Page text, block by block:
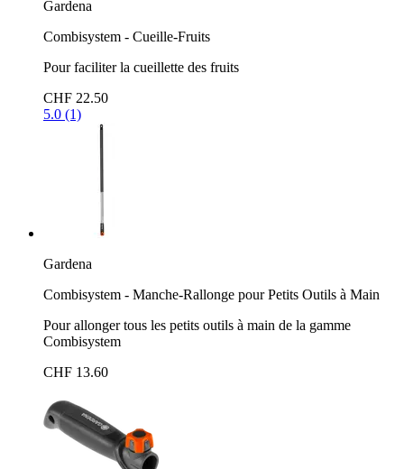
Gardena
Combisystem - Cueille-Fruits
Pour faciliter la cueillette des fruits
CHF 22.50
5.0 (1)
Gardena
Combisystem - Manche-Rallonge pour Petits Outils à Main
Pour allonger tous les petits outils à main de la gamme
Combisystem
CHF 13.60